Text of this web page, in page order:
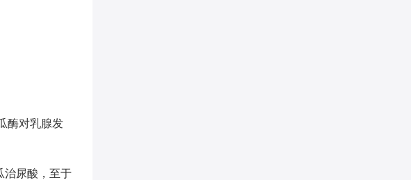
酶对乳腺发
治尿酸，至于